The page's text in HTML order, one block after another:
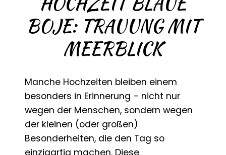
BOJE: TRAUUNG MIT
MEERBLICK
Manche Hochzeiten bleiben einem
besonders in Erinnerung – nicht nur
wegen der Menschen, sondern wegen
der kleinen (oder großen)
Besonderheiten, die den Tag so
einzigartig machen. Diese